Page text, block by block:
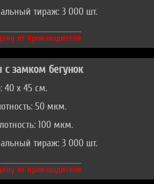
тираж: 3 000 шт.
от производителя
с замком бегунок
40 х 45 см.
50 мкм.
100 мкм.
тираж: 3 000 шт.
от производителя